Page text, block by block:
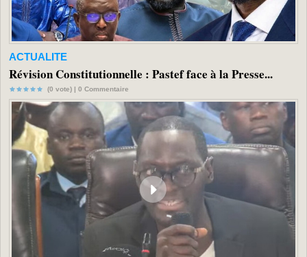
ACTUALITE
Révision Constitutionnelle : Pastef face à la Presse...
(0 vote) | 0 Commentaire